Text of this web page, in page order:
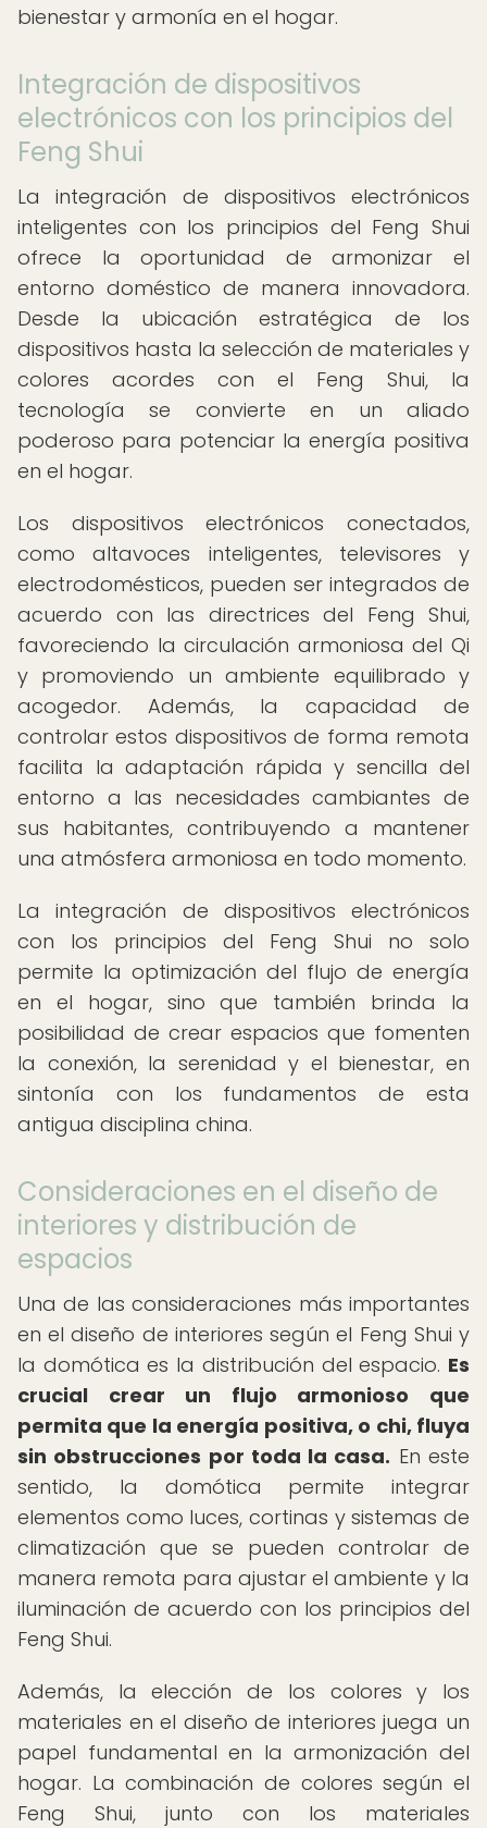
bienestar y armonía en el hogar.
Integración de dispositivos
electrónicos con los principios del
Feng Shui
La integración de dispositivos electrónicos
inteligentes con los principios del Feng Shui
ofrece la oportunidad de armonizar el
entorno doméstico de manera innovadora.
Desde la ubicación estratégica de los
dispositivos hasta la selección de materiales y
colores acordes con el Feng Shui, la
tecnología se convierte en un aliado
poderoso para potenciar la energía positiva
en el hogar.
Los dispositivos electrónicos conectados,
como altavoces inteligentes, televisores y
electrodomésticos, pueden ser integrados de
acuerdo con las directrices del Feng Shui,
favoreciendo la circulación armoniosa del Qi
y promoviendo un ambiente equilibrado y
acogedor. Además, la capacidad de
controlar estos dispositivos de forma remota
facilita la adaptación rápida y sencilla del
entorno a las necesidades cambiantes de
sus habitantes, contribuyendo a mantener
una atmósfera armoniosa en todo momento.
La integración de dispositivos electrónicos
con los principios del Feng Shui no solo
permite la optimización del flujo de energía
en el hogar, sino que también brinda la
posibilidad de crear espacios que fomenten
la conexión, la serenidad y el bienestar, en
sintonía con los fundamentos de esta
antigua disciplina china.
Consideraciones en el diseño de
interiores y distribución de
espacios
Una de las consideraciones más importantes
en el diseño de interiores según el Feng Shui y
la domótica es la distribución del espacio. Es
crucial crear un flujo armonioso que
permita que la energía positiva, o chi, fluya
sin obstrucciones por toda la casa. En este
sentido, la domótica permite integrar
elementos como luces, cortinas y sistemas de
climatización que se pueden controlar de
manera remota para ajustar el ambiente y la
iluminación de acuerdo con los principios del
Feng Shui.
Además, la elección de los colores y los
materiales en el diseño de interiores juega un
papel fundamental en la armonización del
hogar. La combinación de colores según el
Feng Shui, junto con los materiales